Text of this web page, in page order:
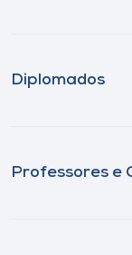
Diplomados
Professores e